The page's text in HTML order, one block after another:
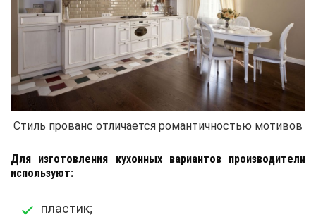
Стиль прованс отличается романтичностью мотивов
Для изготовления кухонных вариантов производители
используют:
пластик;